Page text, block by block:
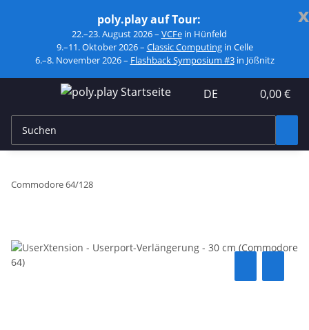
x
poly.play auf Tour:
22.–23. August 2026 – VCFein Hünfeld
9.–11. Oktober 2026 – Classic Computingin Celle
6.–8. November 2026 – Flashback Symposium #3in Jößnitz
DE 0,00 €
Commodore 64/128